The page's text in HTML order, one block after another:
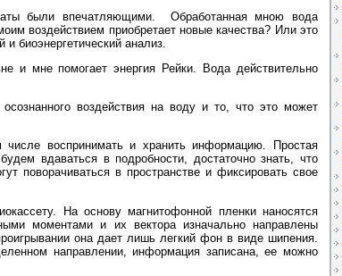
были впечатляющими. Обработанная мною вода
воздействием приобретает новые качества? Или это
биоэнергетический анализ.
и мне помогает энергия Рейки. Вода действительно
воздействия на воду и то, что это может
воспринимать и хранить информацию. Простая
вдаваться в подробности, достаточно знать, что
поворачиваться в пространстве и фиксировать свое
На основу магнитофонной пленки наносятся
моментами и их вектора изначально направлены
она дает лишь легкий фон в виде шипения.
направлении, информация записана, ее можно